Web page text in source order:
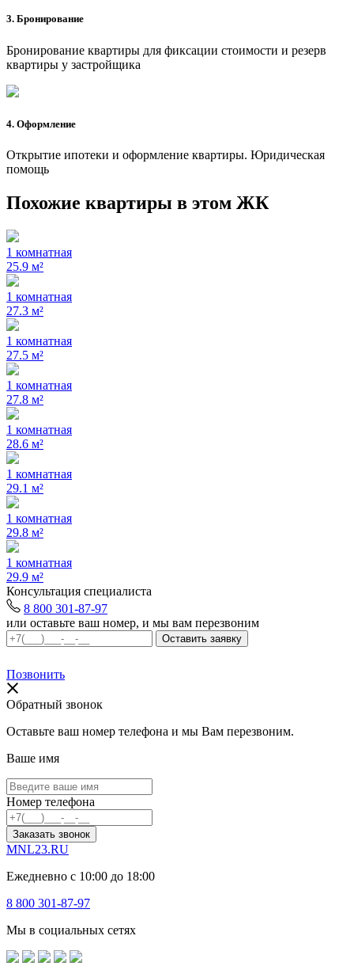
3. Бронирование
Бронирование квартиры для фиксации стоимости и резерв
квартиры у застройщика
4. Оформление
Открытие ипотеки и оформление квартиры. Юридическая
помощь
Похожие квартиры в этом ЖК
1 комнатная
25.9 м²
1 комнатная
27.3 м²
1 комнатная
27.5 м²
1 комнатная
27.8 м²
1 комнатная
28.6 м²
1 комнатная
29.1 м²
1 комнатная
29.8 м²
1 комнатная
29.9 м²
Консультация специалиста
8 800 301-87-97
или оставьте ваш номер, и мы вам перезвоним
Позвонить
Обратный звонок
Оставьте ваш номер телефона и мы Вам перезвоним.
Ваше имя
Номер телефона
Заказать звонок
MNL23.RU
Ежедневно с 10:00 до 18:00
8 800 301-87-97
Мы в социальных сетях